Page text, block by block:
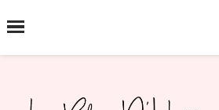
SEARCH THIS